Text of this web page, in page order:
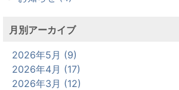
月別アーカイブ
2026年5月 (9)
2026年4月 (17)
2026年3月 (12)